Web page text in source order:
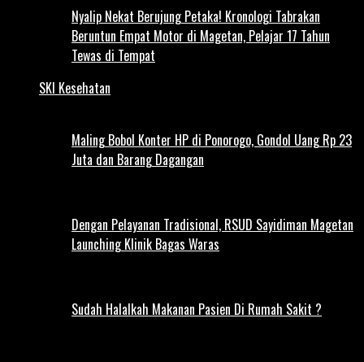
Nyalip Nekat Berujung Petaka! Kronologi Tabrakan
Beruntun Empat Motor di Magetan, Pelajar 17 Tahun
Tewas di Tempat
SKI Kesehatan
Maling Bobol Konter HP di Ponorogo, Gondol Uang Rp 23
Juta dan Barang Dagangan
Dengan Pelayanan Tradisional, RSUD Sayidiman Magetan
Launching Klinik Bagas Waras
Sudah Halalkah Makanan Pasien Di Rumah Sakit ?